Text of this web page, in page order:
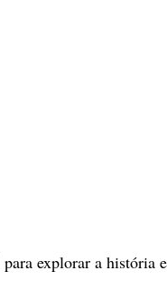
explorar a história